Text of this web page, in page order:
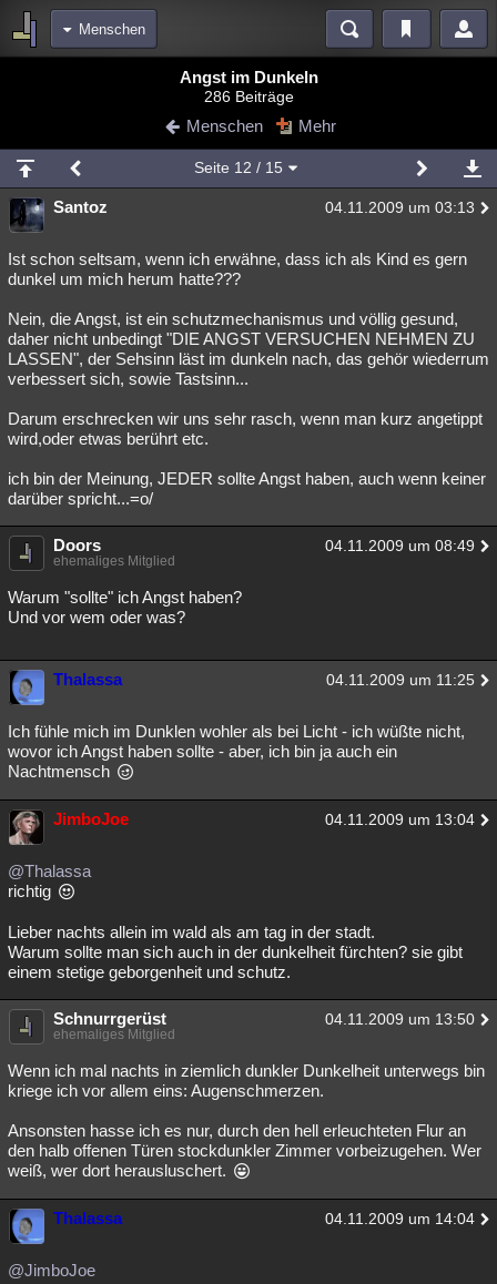
Menschen
Blogs Videos
Chat Wiki Neuigkeiten
meine Rubriken
Menschen Mystery Kriminalfälle
Spiritualität Verschwörungen Technologie Ufologie
weitere Rubriken
Philosophie Träume Orte Esoterik Literatur
Astronomie Helpdesk Gruppen
Übersichten
Lesenswert Schlüsselwörter
Angst im Dunkeln
286 Beiträge
Menschen Mehr
Seite 12 / 15
Santoz 04.11.2009 um 03:13
Ist schon seltsam, wenn ich erwähne, dass ich als Kind es gern
dunkel um mich herum hatte???
Nein, die Angst, ist ein schutzmechanismus und völlig gesund,
daher nicht unbedingt "DIE ANGST VERSUCHEN NEHMEN ZU
LASSEN", der Sehsinn läst im dunkeln nach, das gehör wiederrum
verbessert sich, sowie Tastsinn...
Darum erschrecken wir uns sehr rasch, wenn man kurz angetippt
wird,oder etwas berührt etc.
ich bin der Meinung, JEDER sollte Angst haben, auch wenn keiner
darüber spricht...=o/
Doors 04.11.2009 um 08:49
ehemaliges Mitglied
Warum "sollte" ich Angst haben?
Und vor wem oder was?
Thalassa 04.11.2009 um 11:25
Ich fühle mich im Dunklen wohler als bei Licht - ich wüßte nicht,
wovor ich Angst haben sollte - aber, ich bin ja auch ein
Nachtmensch
JimboJoe 04.11.2009 um 13:04
@Thalassa
richtig
Lieber nachts allein im wald als am tag in der stadt.
Warum sollte man sich auch in der dunkelheit fürchten? sie gibt
einem stetige geborgenheit und schutz.
Schnurrgerüst 04.11.2009 um 13:50
ehemaliges Mitglied
Wenn ich mal nachts in ziemlich dunkler Dunkelheit unterwegs bin
kriege ich vor allem eins: Augenschmerzen.
Ansonsten hasse ich es nur, durch den hell erleuchteten Flur an
den halb offenen Türen stockdunkler Zimmer vorbeizugehen. Wer
weiß, wer dort herausluschert.
Thalassa 04.11.2009 um 14:04
@JimboJoe